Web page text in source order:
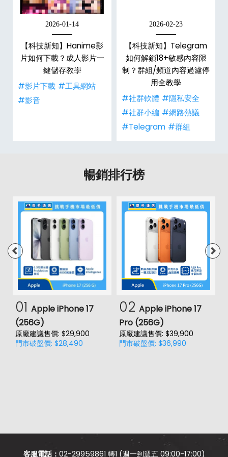
2026-01-14
【科技新知】Hanime影
片如何下載？成人影片一
鍵儲存教學
#影片下載 #工具網站
#影音
2026-02-23
【科技新知】Telegram
如何解鎖18+敏感內容限
制？群組/頻道內容過濾停
用全教學
#社群軟體 #隱私安全
#社群小編 #網路熱議
#Telegram #群組
暢銷排行榜
01 Apple iPhone 17
(256G)
原廠建議售價: $29,900
門市破盤價: $28,490
02 Apple iPhone 17
Pro (256G)
原廠建議售價: $39,900
門市破盤價: $36,990
客服電話： 02-29959861 轉1 (週一到週五 09:00-17:00)